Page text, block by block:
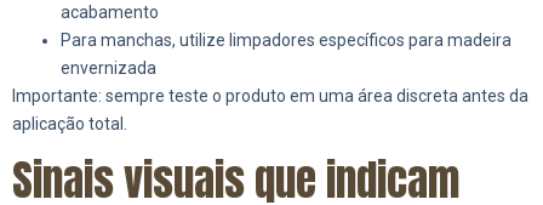
acabamento
Para manchas, utilize limpadores específicos para madeira
envernizada
Importante: sempre teste o produto em uma área discreta antes da
aplicação total.
Sinais visuais que indicam